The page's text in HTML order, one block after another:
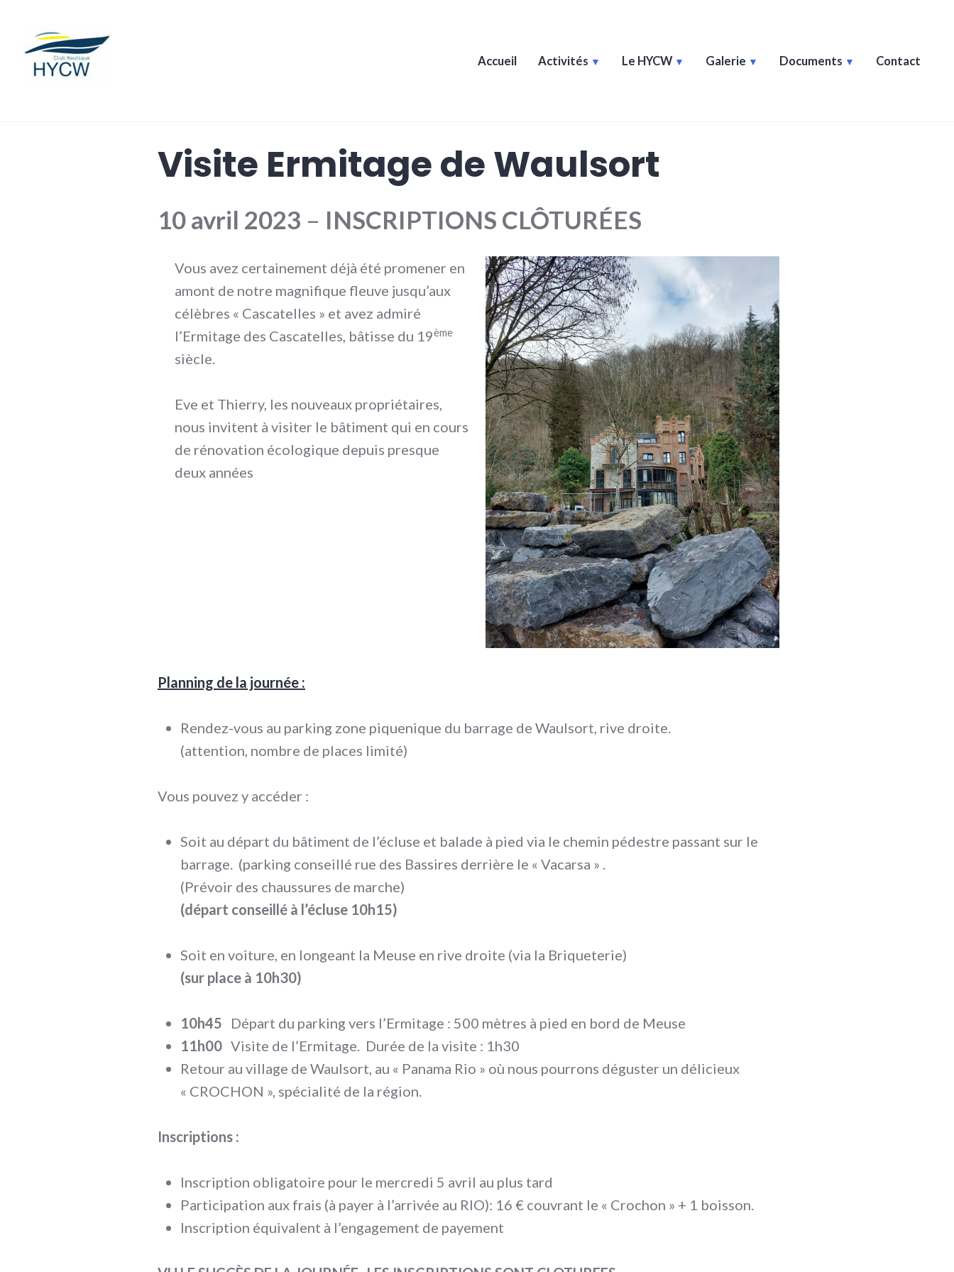
contenu
Accueil Activités Le HYCW Galerie Documents Contact
Visite Ermitage de Waulsort
10 avril 2023 – INSCRIPTIONS CLÔTURÉES
Vous avez certainement déjà été promener en
amont de notre magnifique fleuve jusqu’aux
célèbres « Cascatelles » et avez admiré
l’Ermitage des Cascatelles, bâtisse du 19ème
siècle.
Eve et Thierry, les nouveaux propriétaires,
nous invitent à visiter le bâtiment qui en cours
de rénovation écologique depuis presque
deux années
Planning de la journée :
Rendez-vous au parking zone piquenique du barrage de Waulsort, rive droite.
(attention, nombre de places limité)
Vous pouvez y accéder :
Soit au départ du bâtiment de l’écluse et balade à pied via le chemin pédestre passant sur le
barrage. (parking conseillé rue des Bassires derrière le « Vacarsa » .
(Prévoir des chaussures de marche)
(départ conseillé à l’écluse 10h15)
Soit en voiture, en longeant la Meuse en rive droite (via la Briqueterie)
(sur place à 10h30)
10h45 Départ du parking vers l’Ermitage : 500 mètres à pied en bord de Meuse
11h00 Visite de l’Ermitage. Durée de la visite : 1h30
Retour au village de Waulsort, au « Panama Rio » où nous pourrons déguster un délicieux
« CROCHON », spécialité de la région.
Inscriptions :
Inscription obligatoire pour le mercredi 5 avril au plus tard
Participation aux frais (à payer à l’arrivée au RIO): 16 € couvrant le « Crochon » + 1 boisson.
Inscription équivalent à l’engagement de payement